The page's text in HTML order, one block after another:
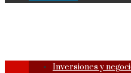
Inversiones y